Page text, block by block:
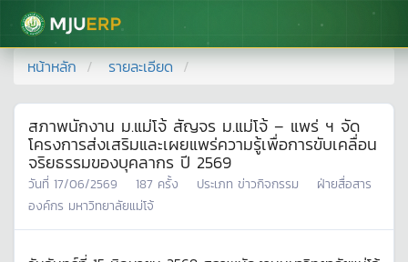
มหาวิทยาลัยแม่โจ้
หน้าหลัก รายละเอียด
สภาพนักงาน ม.แม่โจ้ สัญจร ม.แม่โจ้ – แพร่ ฯ จัด
โครงการส่งเสริมและเผยแพร่ความรู้เพื่อการขับเคลื่อน
จริยธรรมของบุคลากร ปี 2569
วันที่ 17/06/2569 187 ครั้ง ประเภท ข่าวกิจกรรม
ฝ่ายสื่อสาร
องค์กร มหาวิทยาลัยแม่โจ้